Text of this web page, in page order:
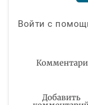
Войти с
Добавить